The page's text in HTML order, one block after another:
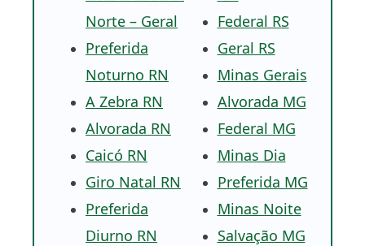
Norte – Geral
Preferida
Noturno RN
A Zebra RN
Alvorada RN
Caicó RN
Giro Natal RN
Preferida
Diurno RN
Federal RS
Geral RS
Minas Gerais
Alvorada MG
Federal MG
Minas Dia
Preferida MG
Minas Noite
Salvação MG